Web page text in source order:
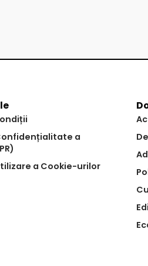
a
a Cookie-urilor